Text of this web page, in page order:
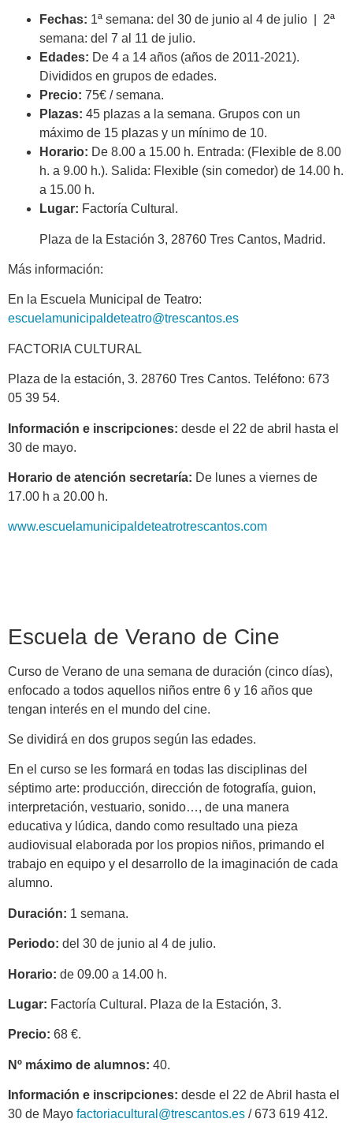
Fechas: 1ª semana: del 30 de junio al 4 de julio | 2ª
semana: del 7 al 11 de julio.
Edades: De 4 a 14 años (años de 2011-2021).
Divididos en grupos de edades.
Precio: 75€ / semana.
Plazas: 45 plazas a la semana. Grupos con un
máximo de 15 plazas y un mínimo de 10.
Horario: De 8.00 a 15.00 h. Entrada: (Flexible de 8.00
h. a 9.00 h.). Salida: Flexible (sin comedor) de 14.00 h.
a 15.00 h.
Lugar: Factoría Cultural.
Plaza de la Estación 3, 28760 Tres Cantos, Madrid.
Más información:
En la Escuela Municipal de Teatro:
escuelamunicipaldeteatro@trescantos.es
FACTORIA CULTURAL
Plaza de la estación, 3. 28760 Tres Cantos. Teléfono: 673
05 39 54.
Información e inscripciones: desde el 22 de abril hasta el
30 de mayo.
Horario de atención secretaría: De lunes a viernes de
17.00 h a 20.00 h.
www.escuelamunicipaldeteatrotrescantos.com
Escuela de Verano de Cine
Curso de Verano de una semana de duración (cinco días),
enfocado a todos aquellos niños entre 6 y 16 años que
tengan interés en el mundo del cine.
Se dividirá en dos grupos según las edades.
En el curso se les formará en todas las disciplinas del
séptimo arte: producción, dirección de fotografía, guion,
interpretación, vestuario, sonido…, de una manera
educativa y lúdica, dando como resultado una pieza
audiovisual elaborada por los propios niños, primando el
trabajo en equipo y el desarrollo de la imaginación de cada
alumno.
Duración: 1 semana.
Periodo: del 30 de junio al 4 de julio.
Horario: de 09.00 a 14.00 h.
Lugar: Factoría Cultural. Plaza de la Estación, 3.
Precio: 68 €.
Nº máximo de alumnos: 40.
Información e inscripciones: desde el 22 de Abril hasta el
30 de Mayo factoriacultural@trescantos.es / 673 619 412.